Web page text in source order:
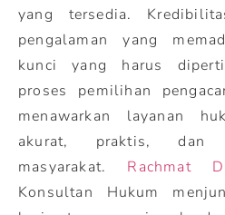
yang tersedia.
pengalaman yang
kunci yang harus
proses pemilihan
menawarkan layanan
akurat, praktis, dan
masyarakat. Rachmat
Konsultan Hukum